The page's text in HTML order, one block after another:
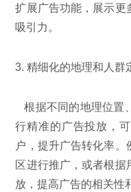
扩展广告功能，展示更
吸引力。
3. 精细化的地理和人群
根据不同的地理位置
行精准的广告投放，
户，提升广告转化率
区进行推广，或者根据
放，提高广告的相关性